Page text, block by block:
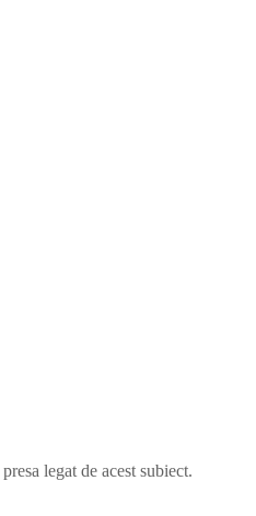
legat de acest subiect.